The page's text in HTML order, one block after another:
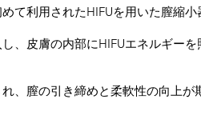
て利用されたHIFUを用いた膣縮小
、皮膚の内部にHIFUエネルギーを
、膣の引き締めと柔軟性の向上が